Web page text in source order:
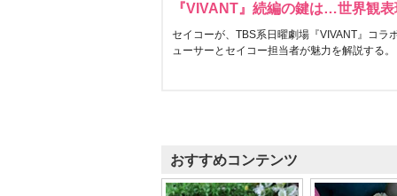
『VIVANT』続編の鍵は…世界観
セイコーが、TBS系日曜劇場『VIVANT』コラ
ューサーとセイコー担当者が魅力を解説する。
おすすめコンテンツ